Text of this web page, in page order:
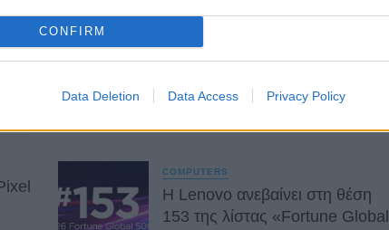
CONFIRM
Data Deletion Data Access Privacy Policy
Η Vodafone στηρίζει τους
COMPUTERS
Η Lenovo ανεβαίνει στη θέση
153 της λίστας «Fortune Global